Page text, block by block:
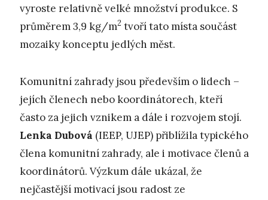
vyroste relativně velké množství produkce. S
průměrem 3,9 kg/m2 tvoří tato místa součást
mozaiky konceptu jedlých měst.
Komunitní zahrady jsou především o lidech –
jejích členech nebo koordinátorech, kteří
často za jejich vznikem a dále i rozvojem stojí.
Lenka Dubová (IEEP, UJEP) přiblížila typického
člena komunitní zahrady, ale i motivace členů a
koordinátorů. Výzkum dále ukázal, že
nejčastější motivací jsou radost ze